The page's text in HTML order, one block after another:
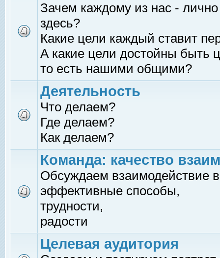
Зачем каждому из нас -
здесь?
Какие цели каждый ставит
А какие цели достойны быть
то есть нашими общими?
Деятельность
Что делаем?
Где делаем?
Как делаем?
Команда: качество
Обсуждаем взаимодействие
эффективные способы,
трудности,
радости
Целевая аудитория